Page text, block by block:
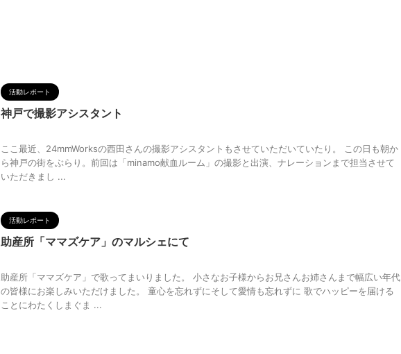
活動レポート
神戸で撮影アシスタント
ここ最近、24mmWorksの西田さんの撮影アシスタントもさせていただいていたり。 この日も朝か
ら神戸の街をぶらり。前回は「minamo献血ルーム」の撮影と出演、ナレーションまで担当させて
いただきまし ...
活動レポート
助産所「ママズケア」のマルシェにて
助産所「ママズケア」で歌ってまいりました。 小さなお子様からお兄さんお姉さんまで幅広い年代
の皆様にお楽しみいただけました。 童心を忘れずにそして愛情も忘れずに 歌でハッピーを届ける
ことにわたくしまぐま ...